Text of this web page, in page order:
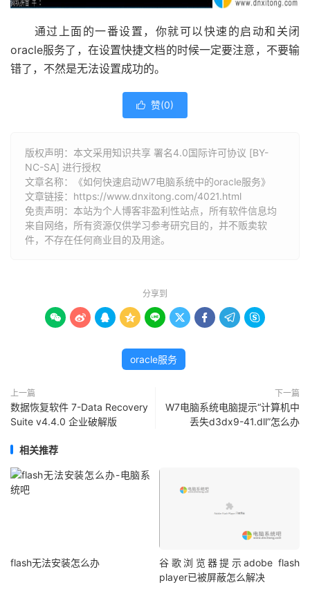
通过上面的一番设置，你就可以快速的启动和关闭
oracle服务了，在设置快捷文档的时候一定要注意，不要输
错了，不然是无法设置成功的。
 赞(0)
版权声明：本文采用知识共享 署名4.0国际许可协议 [BY-
NC-SA] 进行授权
文章名称：《如何快速启动W7电脑系统中的oracle服务》
文章链接： https://www.dnxitong.com/4021.html
免责声明：本站为个人博客非盈利性站点，所有软件信息均
来自网络，所有资源仅供学习参考研究目的，并不贩卖软
件，不存在任何商业目的及用途。
分享到
        
oracle服务
上一篇
数据恢复软件 7-Data Recovery
Suite v4.4.0 企业破解版
下一篇
W7电脑系统电脑提示“计算机中
丢失d3dx9-41.dll”怎么办
相关推荐
flash无法安装怎么办
谷歌浏览器提示adobe flash
player已被屏蔽怎么解决